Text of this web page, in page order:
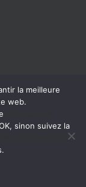
la meilleure
web.
sinon suivez la